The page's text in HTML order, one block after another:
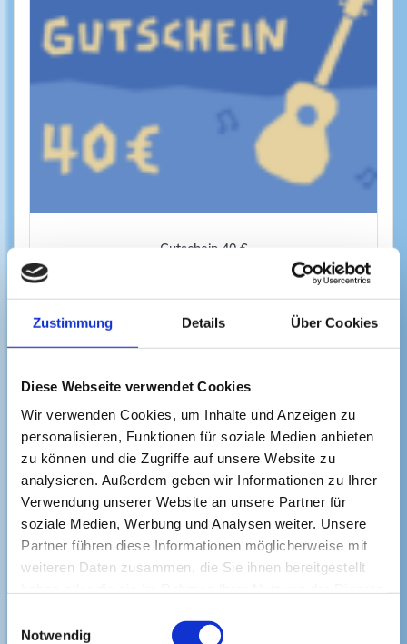
Zustimmung Details Über Cookies
Diese Webseite verwendet Cookies
Wir verwenden Cookies, um Inhalte und Anzeigen zu
personalisieren, Funktionen für soziale Medien anbieten
zu können und die Zugriffe auf unsere Website zu
analysieren. Außerdem geben wir Informationen zu Ihrer
Verwendung unserer Website an unsere Partner für
soziale Medien, Werbung und Analysen weiter. Unsere
Partner führen diese Informationen möglicherweise mit
weiteren Daten zusammen, die Sie ihnen bereitgestellt
Notwendig
Gutschein 40 €
40,00€
Umsatzsteuerbefreit gemäß UStG §19
In den Warenkorb